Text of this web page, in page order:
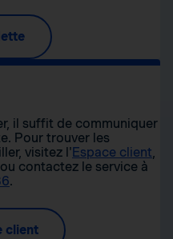
il suffit de communiquer
Pour trouver les
visitez l' Espace client,
contactez le service à
.
client